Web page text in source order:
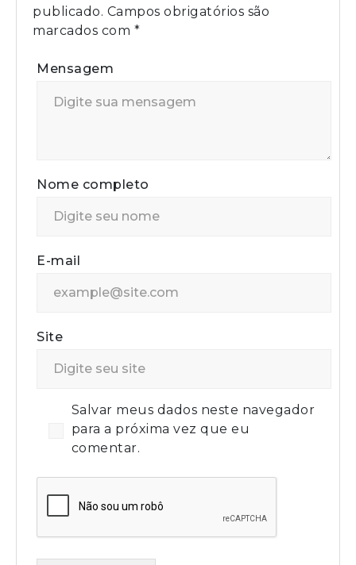
publicado. Campos obrigatórios são
marcados com *
Mensagem
Nome completo
E-mail
Site
Salvar meus dados neste navegador
para a próxima vez que eu
comentar.